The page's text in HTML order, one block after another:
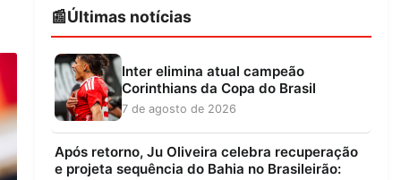
Últimas notícias
Inter elimina atual campeão
Corinthians da Copa do Brasil
7 de agosto de 2026
Após retorno, Ju Oliveira celebra recuperação
e projeta sequência do Bahia no Brasileirão: